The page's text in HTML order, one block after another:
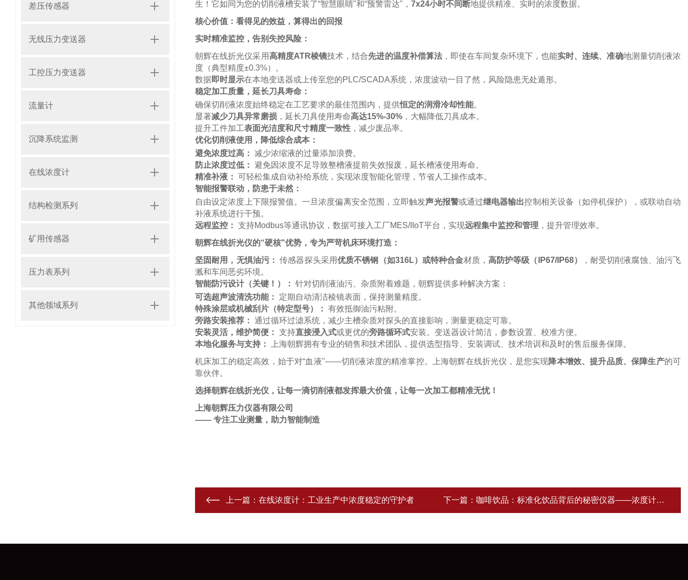
差压传感器
无线压力变送器
工控压力变送器
流量计
沉降系统监测
在线浓度计
结构检测系列
矿用传感器
压力表系列
其他领域系列
生！它如同为您的切削液槽安装了“智慧眼睛"和“预警雷达"， 7x24小时不间断地提供精准、实时的浓度数据。
核心价值：看得见的效益，算得出的回报
实时精准监控，告别失控风险：
朝辉在线折光仪采用高精度ATR棱镜技术，结合先进的温度补偿算法 ，即使在车间复杂环境下，也能实时、连续、准确地测量切削液浓
度（典型精度±0.3%）。
数据即时显示在本地变送器或上传至您的PLC/SCADA系统，浓度波动一目了然，风险隐患无处遁形。
稳定加工质量，延长刀具寿命：
确保切削液浓度始终稳定在工艺要求的最佳范围内，提供恒定的润滑冷却性能。
显著减少刀具异常磨损 ，延长刀具使用寿命高达15%-30% ，大幅降低刀具成本。
提升工件加工表面光洁度和尺寸精度一致性 ，减少废品率。
优化切削液使用，降低综合成本：
避免浓度过高： 减少浓缩液的过量添加浪费。
防止浓度过低： 避免因浓度不足导致整槽液提前失效报废，延长槽液使用寿命。
精准补液： 可轻松集成自动补给系统，实现浓度智能化管理，节省人工操作成本。
智能报警联动，防患于未然：
自由设定浓度上下限报警值。一旦浓度偏离安全范围，立即触发声光报警或通过继电器输出控制相关设备（如停机保护），或联动自动
补液系统进行干预。
远程监控： 支持Modbus等通讯协议，数据可接入工厂MES/IIoT平台，实现远程集中监控和管理 ，提升管理效率。
朝辉在线折光仪的“硬核"优势，专为严苛机床环境打造：
坚固耐用，无惧油污： 传感器探头采用优质不锈钢（如316L）或特种合金材质， 高防护等级（IP67/IP68）
，耐受切削液腐蚀、油污飞
溅和车间恶劣环境。
智能防污设计（关键！）： 针对切削液油污、杂质附着难题，朝辉提供多种解决方案：
可选超声波清洗功能：
定期自动清洁棱镜表面，保持测量精度。
特殊涂层或机械刮片（特定型号）： 有效抵御油污粘附。
旁路安装推荐： 通过循环过滤系统，减少主槽杂质对探头的直接影响，测量更稳定可靠。
安装灵活，维护简便： 支持直接浸入式或更优的旁路循环式安装。变送器设计简洁，参数设置、校准方便。
本地化服务与支持：
上海朝辉拥有专业的销售和技术团队，提供选型指导、安装调试、技术培训和及时的售后服务保障。
机床加工的稳定高效，始于对“血液"——切削液浓度的精准掌控。上海朝辉在线折光仪，是您实现降本增效、提升品质、保障生产的可
靠伙伴。
选择朝辉在线折光仪，让每一滴切削液都发挥最大价值，让每一次加工都精准无忧！
上海朝辉压力仪器有限公司
—— 专注工业测量，助力智能制造
上一篇： 在线浓度计：工业生产中浓度稳定的守护者 下一篇： 咖啡饮品：标准化饮品背后的秘密仪器——浓度计